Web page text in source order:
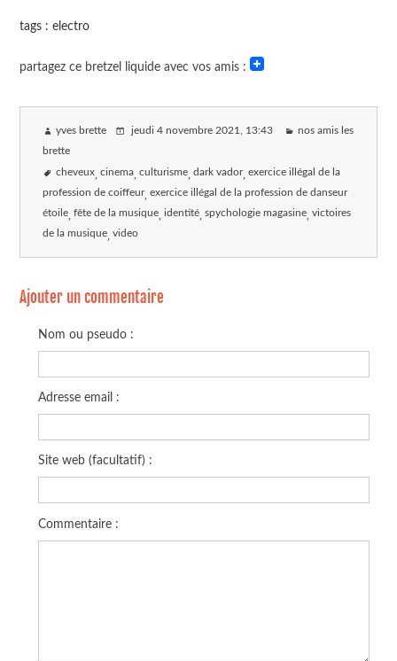
tags : electro
partagez ce bretzel liquide avec vos amis :
yves brette jeudi 4 novembre 2021 , 13:43 nos amis les
brette
cheveux cinema culturisme dark vador exercice illégal de la
profession de coiffeur exercice illégal de la profession de danseur
étoile fête de la musique identité spychologie magasine victoires
de la musique video
Ajouter un commentaire
Nom ou pseudo :
Adresse email :
Site web (facultatif) :
Commentaire :